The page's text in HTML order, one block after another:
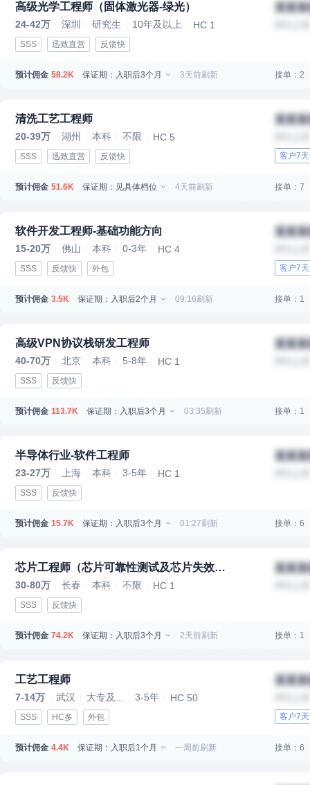
高级光学工程师（固体激光器-绿光）
24-42万 深圳 研究生 10年及以上 HC 1
SSS 迅致直营 反馈快
某某
预计佣金 58.2K 保证期：入职后3个月 3天前刷新 接单：2
清洗工艺工程师
20-39万 湖州 本科 不限 HC 5
SSS 迅致直营 反馈快
某某
客户7
预计佣金 51.6K 保证期：见具体档位 4天前刷新 接单：7
软件开发工程师-基础功能方向
15-20万 佛山 本科 0-3年 HC 4
SSS 反馈快 外包
某某
客户7
预计佣金 3.5K 保证期：入职后2个月 09:16刷新 接单：1
高级VPN协议栈研发工程师
40-70万 北京 本科 5-8年 HC 1
SSS 反馈快
某某
预计佣金 113.7K 保证期：入职后3个月 03:35刷新 接单：1
半导体行业-软件工程师
23-27万 上海 本科 3-5年 HC 1
SSS 反馈快
某某
预计佣金 15.7K 保证期：入职后3个月 01:27刷新 接单：6
芯片工程师（芯片可靠性测试及芯片失效分析方向）
30-80万 长春 本科 不限 HC 1
SSS 反馈快
某某
预计佣金 74.2K 保证期：入职后3个月 2天前刷新 接单：1
工艺工程师
7-14万 武汉 大专及... 3-5年 HC 50
SSS HC多 外包
某某
客户7
预计佣金 4.4K 保证期：入职后1个月 一周前刷新 接单：6